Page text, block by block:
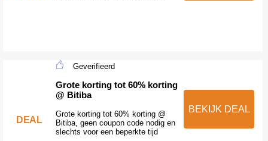
DEAL
Geverifieerd
Grote korting tot 60% korting
@ Bitiba
Grote korting tot 60% korting @
Bitiba, geen coupon code nodig en
slechts voor een beperkte tijd
BEKIJK DEAL